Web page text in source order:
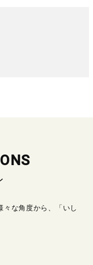
々な角度から、「いし